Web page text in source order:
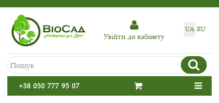
UA RU
Увiйти до кабiнету
+38 050 777 95 07